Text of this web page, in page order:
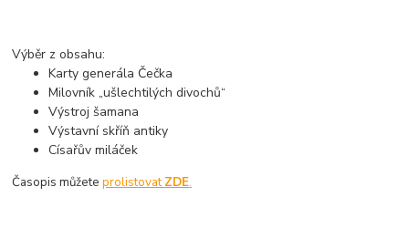
Výběr z obsahu:
Karty generála Čečka
Milovník „ušlechtilých divochů“
Výstroj šamana
Výstavní skříň antiky
Císařův miláček
Časopis můžeteprolistovatZDE.